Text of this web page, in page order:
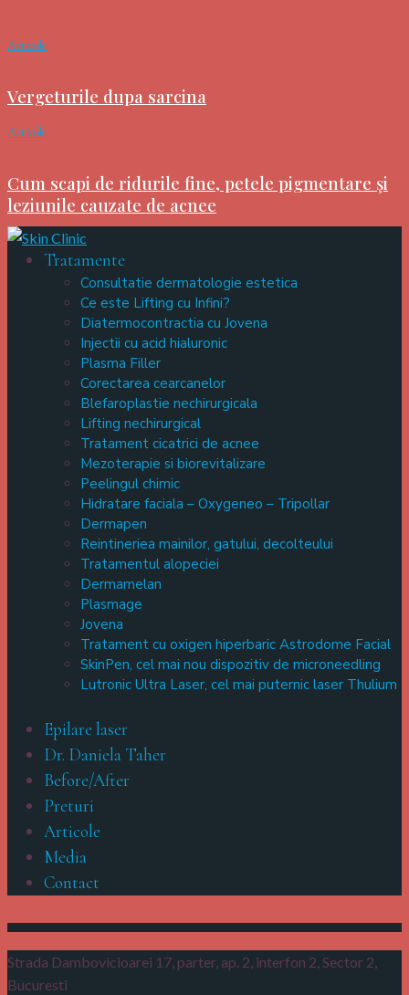
Articole
Vergeturile dupa sarcina
Articole
Cum scapi de ridurile fine, petele pigmentare şi
leziunile cauzate de acnee
Tratamente
Consultatie dermatologie estetica
Ce este Lifting cu Infini?
Diatermocontractia cu Jovena
Injectii cu acid hialuronic
Plasma Filler
Corectarea cearcanelor
Blefaroplastie nechirurgicala
Lifting nechirurgical
Tratament cicatrici de acnee
Mezoterapie si biorevitalizare
Peelingul chimic
Hidratare faciala – Oxygeneo – Tripollar
Dermapen
Reintineriea mainilor, gatului, decolteului
Tratamentul alopeciei
Dermamelan
Plasmage
Jovena
Tratament cu oxigen hiperbaric Astrodome Facial
SkinPen, cel mai nou dispozitiv de microneedling
Lutronic Ultra Laser, cel mai puternic laser Thulium
Epilare laser
Dr. Daniela Taher
Before/After
Preturi
Articole
Media
Contact
Strada Dambovicioarei 17, parter, ap. 2, interfon 2,Sector 2,
Bucuresti